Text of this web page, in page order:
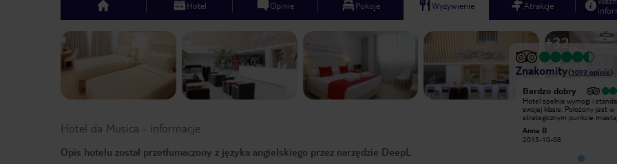
top Hotel Opinie Pokoje Wyżywienie Atrakcje
+32
Znakomity(1093 opinie)
Bardzo dobry
Hotel spełnia wymogi i standardy w
hotelowych, dopracowanych w
najmniejszym szczególe. Jedynym
Bardzo dobry
Hotel spełnia wymogi i
swojej klasie. Położony jest w
strategicznym punkcie miasta,
zwrócić uwagę na piękne i
nowoczesne wykończenie
najmniejszym szczególe.
Anna B
2015-10-08
Hotel da Musica - informacje
Opis hotelu został przetłumaczony z języka angielskiego przez narzędzie DeepL